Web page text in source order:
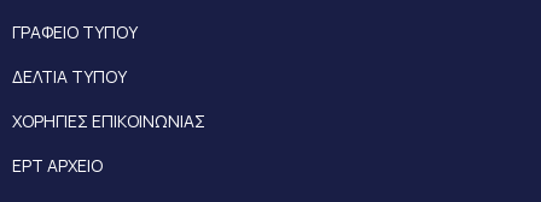
ΓΡΑΦΕΙΟ ΤΥΠΟΥ
ΔΕΛΤΙΑ ΤΥΠΟΥ
ΧΟΡΗΓΙΕΣ ΕΠΙΚΟΙΝΩΝΙΑΣ
ΕΡΤ ΑΡΧΕΙΟ